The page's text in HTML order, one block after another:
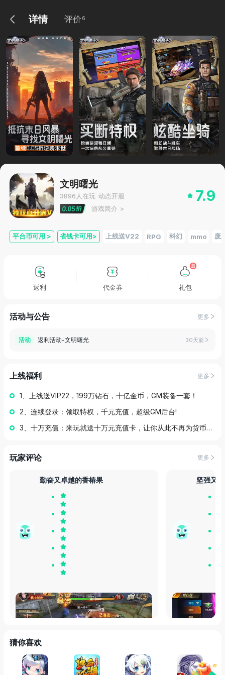
详情 评价 6
文明曙光
3896 人在玩 动态开服
游戏简介 >
7.9
平台币可用 > 省钱卡可用> 上线送V22 RPG 科幻 mmo 废
返利 代金券 礼包
8
活动与公告 更多
活动 返利活动-文明曙光 30天前
上线福利 更多
1、上线送VIP22，199万钻石，十亿金币，GM装备一套！
2、连续登录：领取特权，千元充值，超级GM后台!
3、十万充值：来玩就送十万元充值卡，让你从此不再为货币发愁！
玩家评论 更多
勤奋又卓越的香椿果
很好玩的游戏，喜欢这个的风格 希望多多做
活动！
发布于30天前
坚强又
随便玩玩还可以
发布于30天前
猜你喜欢